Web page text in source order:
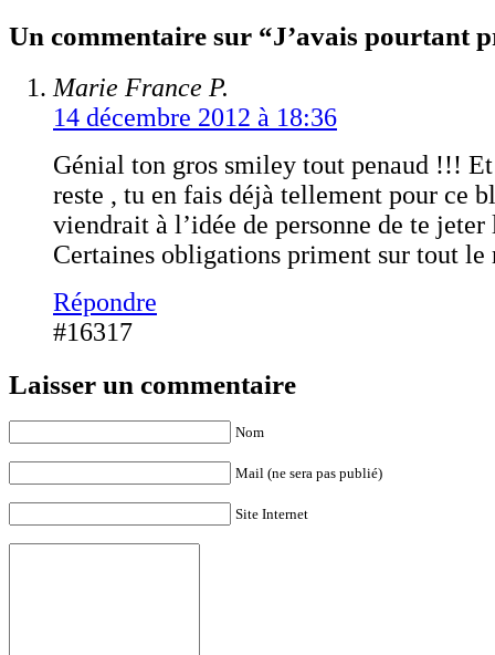
Un commentaire sur “J’avais pourtant
Marie France P.
14 décembre 2012 à 18:36
Génial ton gros smiley tout penaud !!!
reste , tu en fais déjà tellement pour ce
viendrait à l’idée de personne de te
Certaines obligations priment sur tout
Répondre
#16317
Laisser un commentaire
Nom
Mail (ne sera pas publié)
Site Internet